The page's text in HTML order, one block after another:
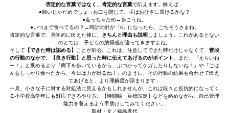
否定的な言葉ではなく、肯定的な言葉で伝えます。例えば…
●騒いじゃだめでしょ→お口を閉じて、手はおひざに置けるかな？
●走っちゃだめ→歩こうね。
●いつまで食べてるの？→時計の針が「6」になったら、ごちそうさまね。
肯定的な言葉で、具体的に伝えた後に、 きちんと理由も説明 しましょう。これがあるとない
のとでは、子どもの納得感が違ってきますよね。
そして 【できた時は認める】 ことが肝心。これは、注意してできた時だけじゃなくて、 普段
の行動のなかで、【良き行動】と思った時に伝えてあげるのがポイント
。また、『えらいね
ー！』と褒めるより『廊下を歩いているから、ぶつかってケガしたりしないね！』や『ごは
んをしっかり食べたから、今日は力が出るね！』のように、その行動の結果も合わせて伝え
てあげると、より理解度が深まります」
一見、小さな子に対する対処法に見えるかもしれませんが、これは段々と反抗的になってく
る小学校高学年にも対応できるやり方。【時間軸・目標設定】などを絡めながら、自己管理
能力を養えるよう手助けしてみてください。
取材・文／福島孝代